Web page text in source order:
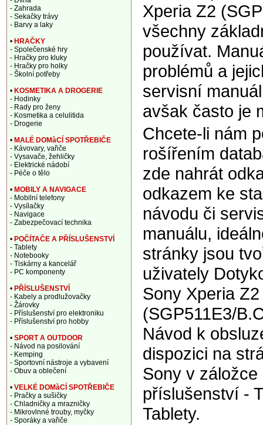
Xperia Z2
všechny
používat.
problémů a
servisní
avšak často je
Chcete-li nám
rošířením
zde nahrát
odkazem ke
návodu či
manuálu,
stránky jsou
uživately
Sony Xperia Z2
(SGP511E3/
Návod k
dispozici na
Sony v
příslušenství -
Tablety.
- Zahrada
- Sekačky trávy
- Barvy a laky
• HRAČKY
- Společenské hry
- Hračky pro kluky
- Hračky pro holky
- Školní potřeby
• KOSMETIKA A DROGERIE
- Hodinky
- Rady pro ženy
- Kosmetika a celulitida
- Drogerie
• MALÉ DOMàCÍ SPOTŘEBIČE
- Kávovary, vařiče
- Vysavače, žehličky
- Elektrické nádobí
- Péče o tělo
• MOBILY A NAVIGACE
- Mobilní telefony
- Vysílačky
- Navigace
- Zabezpečovací technika
• POČÍTAČE A PŘÍSLUŠENSTVÍ
- Tablety
- Notebooky
- Tiskárny a kancelář
- PC komponenty
• PŘÍSLUŠENSTVÍ
- Kabely a prodlužovačky
- Žárovky
- Příslušenství pro elektroniku
- Příslušenství pro hobby
• SPORT A OUTDOOR
- Návod na posilování
- Kemping
- Sportovní nástroje a vybavení
- Obuv a oblečení
• VELKÉ DOMàCÍ SPOTŘEBIČE
- Pračky a sušičky
- Chladničky a mrazničky
- Mikrovlnné trouby, myčky
- Sporáky a vařiče